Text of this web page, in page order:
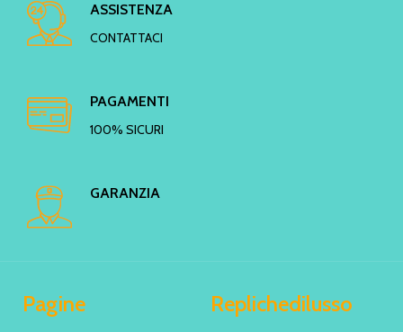
ASSISTENZA
CONTATTACI
PAGAMENTI
100% SICURI
GARANZIA
Pagine Replichedilusso